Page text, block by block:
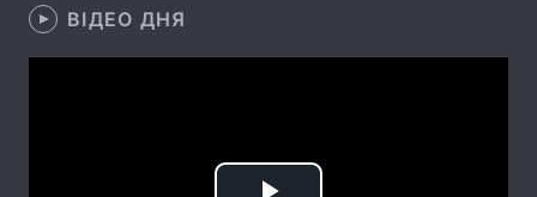
Лонгріди
Думки
ВІДЕО ДНЯ